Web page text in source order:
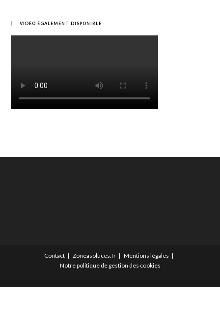
VIDÉO ÉGALEMENT DISPONIBLE
Contact Zoneasoluces.fr
Mentions légales
Notre politique de gestion des cookies